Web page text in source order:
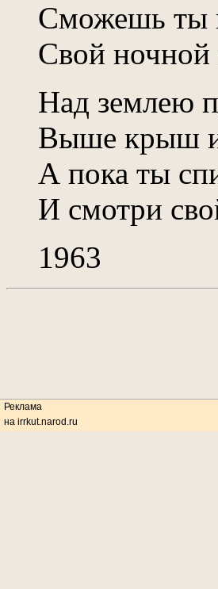
Сможешь ты
Свой ночной
Над землею
Выше крыш
А пока ты
И смотри
1963
Реклама
на irrkut.narod.ru